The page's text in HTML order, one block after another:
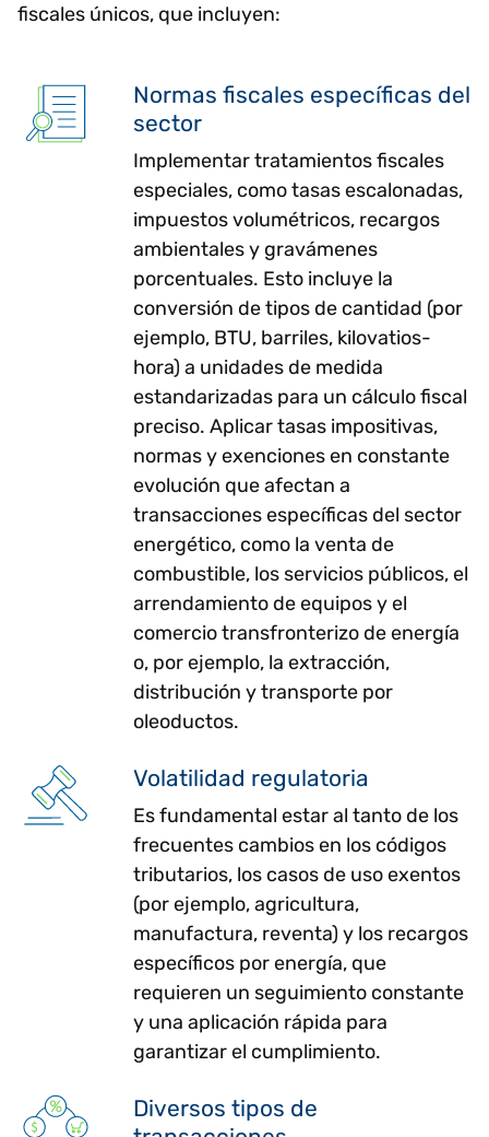
fiscales únicos, que incluyen:
Normas fiscales específicas del
sector
Implementar tratamientos fiscales
especiales, como tasas escalonadas,
impuestos volumétricos, recargos
ambientales y gravámenes
porcentuales. Esto incluye la
conversión de tipos de cantidad (por
ejemplo, BTU, barriles, kilovatios-
hora) a unidades de medida
estandarizadas para un cálculo fiscal
preciso. Aplicar tasas impositivas,
normas y exenciones en constante
evolución que afectan a
transacciones específicas del sector
energético, como la venta de
combustible, los servicios públicos, el
arrendamiento de equipos y el
comercio transfronterizo de energía
o, por ejemplo, la extracción,
distribución y transporte por
oleoductos.
Volatilidad regulatoria
Es fundamental estar al tanto de los
frecuentes cambios en los códigos
tributarios, los casos de uso exentos
(por ejemplo, agricultura,
manufactura, reventa) y los recargos
específicos por energía, que
requieren un seguimiento constante
y una aplicación rápida para
garantizar el cumplimiento.
Diversos tipos de